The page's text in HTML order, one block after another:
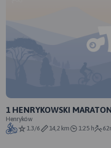
1 HENRYKOWSKI
FUN)
Henryków
1.3/6
14,2 km 1:25 h